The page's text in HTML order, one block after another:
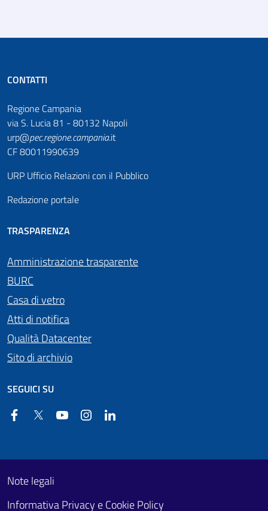
CONTATTI
Regione Campania
via S. Lucia 81 - 80132 Napoli
urp@pec.regione.campania.it
CF 80011990639
URP Ufficio Relazioni con il Pubblico
Redazione portale
TRASPARENZA
Amministrazione trasparente
BURC
Casa di vetro
Atti di notifica
Qualità Datacenter
Sito di archivio
SEGUICI SU
FacebookTwitter YouTube Instagram
Footer First
Useful links section
Note legali
Informativa Privacy e Cookie Policy